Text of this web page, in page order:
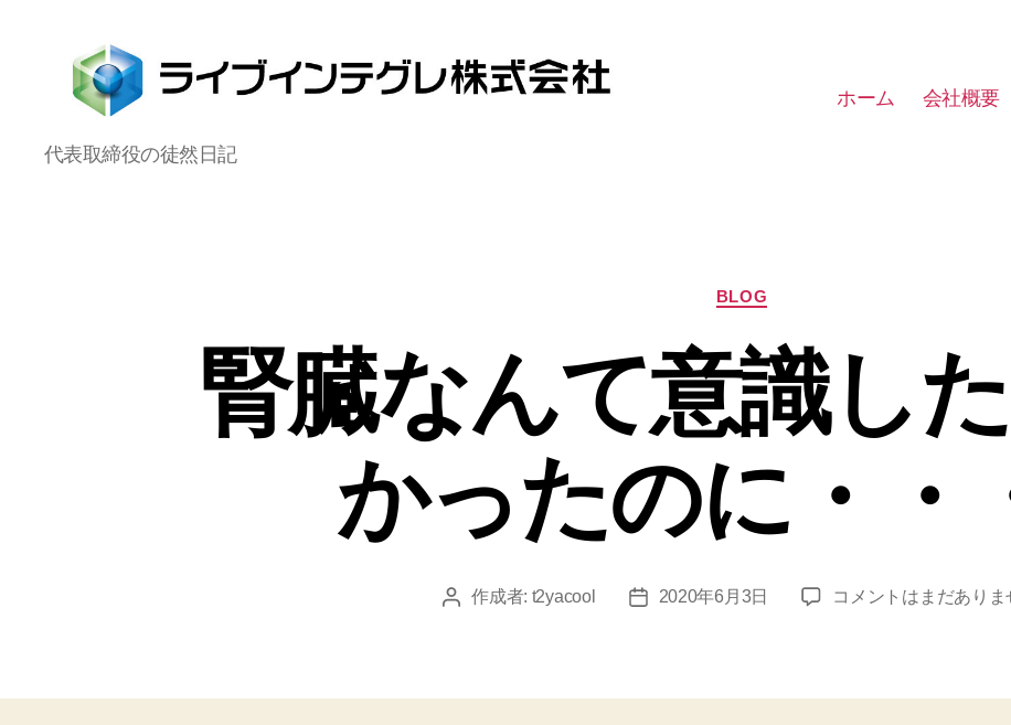
ラ
イ
代表取締役の徒然日記
ホーム 会社概要
カ
テ
リ
ー
BLOG
腎臓なんて意識し
かったのに・・
投 作成者: t2yacool
投
2020年6月3日
腎
て
コメントはまだありま